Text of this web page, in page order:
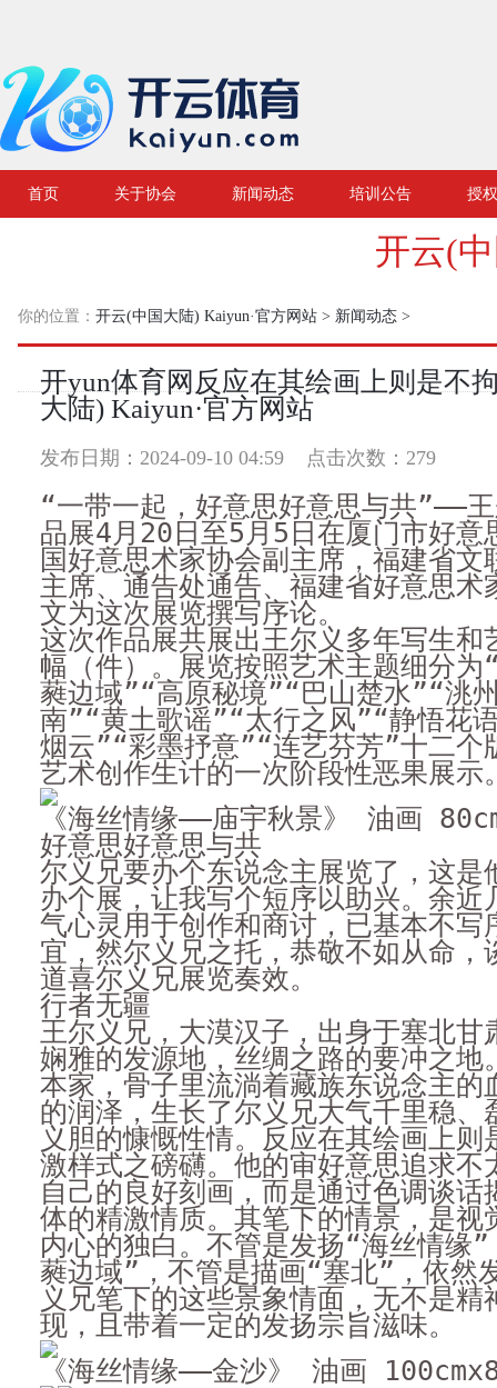
首页 关于协会 新闻动态 培训公告 授
开云(
你的位置： 开云(中国大陆) Kaiyun·官方网站 > 新闻动态 >
开yun体育网反应在其绘画上则是不
大陆) Kaiyun·官方网站
发布日期：2024-09-10 04:59 点击次数：279
“一带一起，好意思好意思与共”——
品展4月20日至5月5日在厦门市好意
国好意思术家协会副主席，福建省文
主席、通告处通告、福建省好意思术
文为这次展览撰写序论。
这次作品展共展出王尔义多年写生和
幅（件）。展览按照艺术主题细分为
蕤边域”“高原秘境”“巴山楚水”“洮
南”“黄土歌谣”“太行之风”“静悟花
烟云”“彩墨抒意”“连艺芬芳”十二个
艺术创作生计的一次阶段性恶果展示
《海丝情缘——庙宇秋景》 油画
好意思好意思与共
尔义兄要办个东说念主展览了，这是
办个展，让我写个短序以助兴。余近
气心灵用于创作和商讨，已基本不写
宜，然尔义兄之托，恭敬不如从命，
道喜尔义兄展览奏效。
行者无疆
王尔义兄，大漠汉子，出身于塞北甘
娴雅的发源地，丝绸之路的要冲之地
本家，骨子里流淌着藏族东说念主的
的润泽，生长了尔义兄大气千里稳、
义胆的慷慨性情。反应在其绘画上则
激样式之磅礴。他的审好意思追求不
自己的良好刻画，而是通过色调谈话
体的精激情质。其笔下的情景，是视
内心的独白。不管是发扬“海丝情缘
蕤边域”，不管是描画“塞北”，依然
义兄笔下的这些景象情面，无不是精
现，且带着一定的发扬宗旨滋味。
《海丝情缘——金沙》 油画